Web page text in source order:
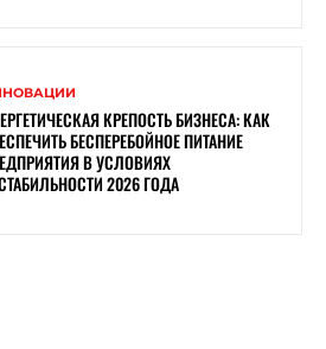
КРЕПОСТЬ БИЗНЕСА: КАК
БЕСПЕРЕБОЙНОЕ ПИТАНИЕ
В УСЛОВИЯХ
2026 ГОДА